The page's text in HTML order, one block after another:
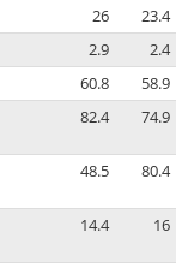
26
23.4
2.9
2.4
60.8
58.9
82.4 74.9
48.5 80.4
14.4 16